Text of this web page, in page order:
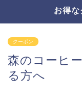
お得
クーポン
森のコーヒ
る方へ